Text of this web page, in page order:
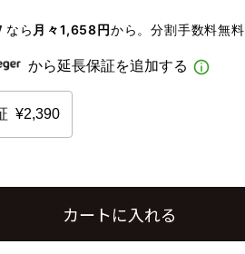
なら 月々1,658円から。分割手数料無料
カートに入れる